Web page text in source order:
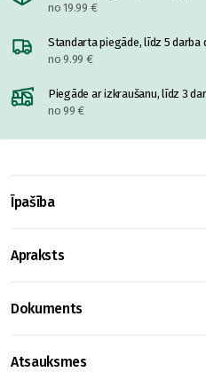
no 19.99 €
Standarta piegāde, līdz 5 darba
no 9.99 €
Piegāde ar izkraušanu, līdz 3
no 99 €
Īpašība
Apraksts
Dokuments
Atsauksmes